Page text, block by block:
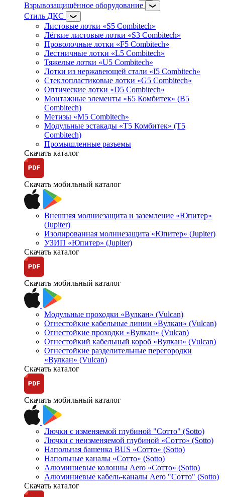
Взрывозащищённое оборудование
Стиль ДКС
Листовые лотки «S5 Combitech»
Лёгкие листовые лотки «S3 Combitech»
Проволочные лотки «F5 Combitech»
Лестничные лотки «L5 Combitech»
Тяжелые лотки «U5 Combitech»
Лотки из нержавеющей стали «I5 Combitech»
Стеклопластиковые лотки «G5 Combitech»
Оптические лотки «D5 Combitech»
Монтажные элементы «Б5 Комбитек» (B5
Combitech)
Метизы «M5 Combitech»
Модульные эстакады «Т5 Комбитек» (T5
Combitech)
Промышленные разъемы
Скачать каталог
Скачать мобильный каталог
Внешняя молниезащита и заземление «Юпитер»
(Jupiter)
Изолированная молниезащита «Юпитер» (Jupiter)
УЗИП «Юпитер» (Jupiter)
Скачать каталог
Скачать мобильный каталог
Модульные проходки «Вулкан» (Vulcan)
Огнестойкие кабельные линии «Вулкан» (Vulcan)
Огнестойкие проходки «Вулкан» (Vulcan)
Огнестойкий кабельный короб «Вулкан» (Vulcan)
Огнестойкие разделительные перегородки
«Вулкан» (Vulcan)
Скачать каталог
Скачать мобильный каталог
Лючки с изменяемой глубиной "Сотто" (Sotto)
Лючки с неизменяемой глубиной «Сотто» (Sotto)
Напольная башенка BUS «Сотто» (Sotto)
Напольные каналы «Сотто» (Sotto)
Алюминиевые колонны Aero «Сотто» (Sotto)
Алюминиевые кабель-каналы Aero "Сотто" (Sotto)
Скачать каталог